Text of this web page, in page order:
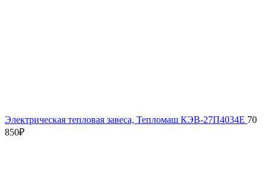
Электрическая тепловая завеса, Тепломаш КЭВ-27П4034Е 70
850₽